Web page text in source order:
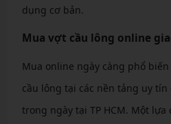
dụng cơ bản.
Mua vợt cầu lông online
Mua online ngày càng phổ
cầu lông tại các nền tảng uy tín
trong ngày tại TP HCM. Một lựa